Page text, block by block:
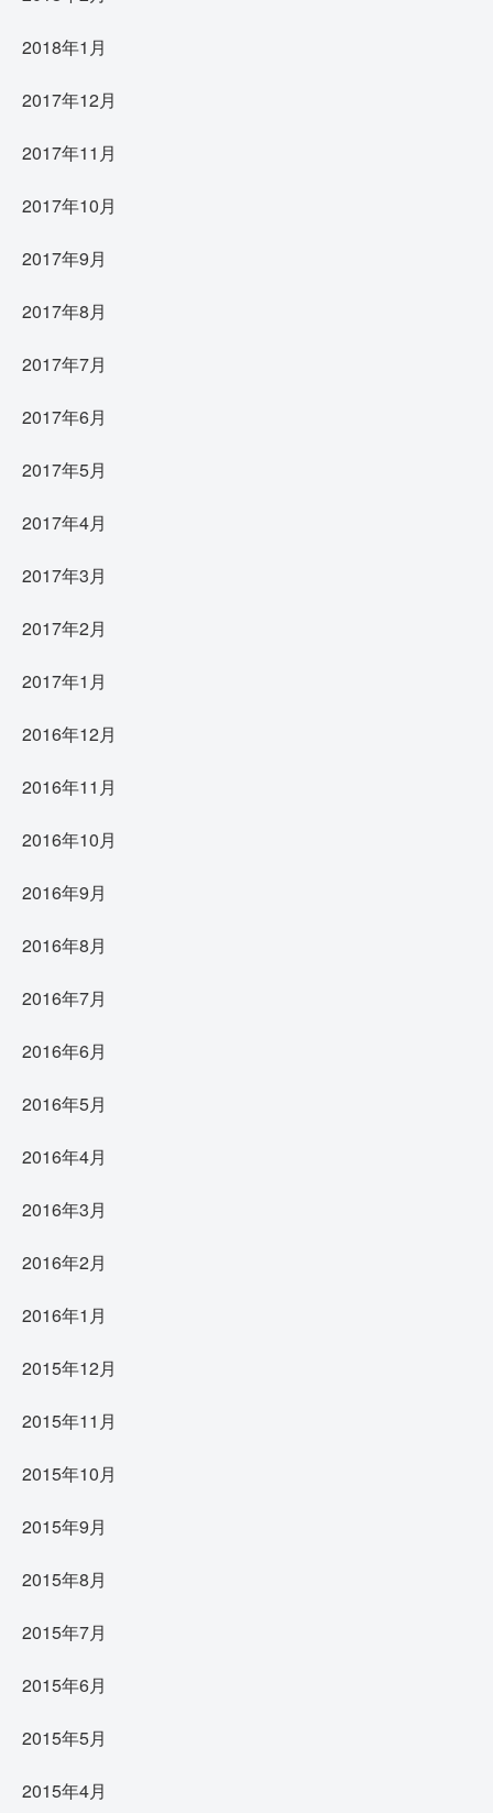
2018年1月
2017年12月
2017年11月
2017年10月
2017年9月
2017年8月
2017年7月
2017年6月
2017年5月
2017年4月
2017年3月
2017年2月
2017年1月
2016年12月
2016年11月
2016年10月
2016年9月
2016年8月
2016年7月
2016年6月
2016年5月
2016年4月
2016年3月
2016年2月
2016年1月
2015年12月
2015年11月
2015年10月
2015年9月
2015年8月
2015年7月
2015年6月
2015年5月
2015年4月